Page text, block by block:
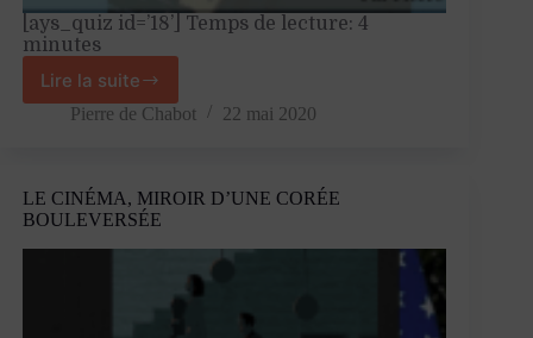
[ays_quiz id=’18’] Temps de lecture: 4
minutes
Lire la suite
Miyazaki,
prophète
Pierre de Chabot 22 mai 2020
LE CINÉMA, MIROIR D’UNE CORÉE
BOULEVERSÉE